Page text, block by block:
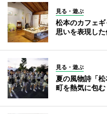
見る・遊ぶ
松本のカフェ
思いを表現し
見る・遊ぶ
夏の風物詩「
町を熱気に包む